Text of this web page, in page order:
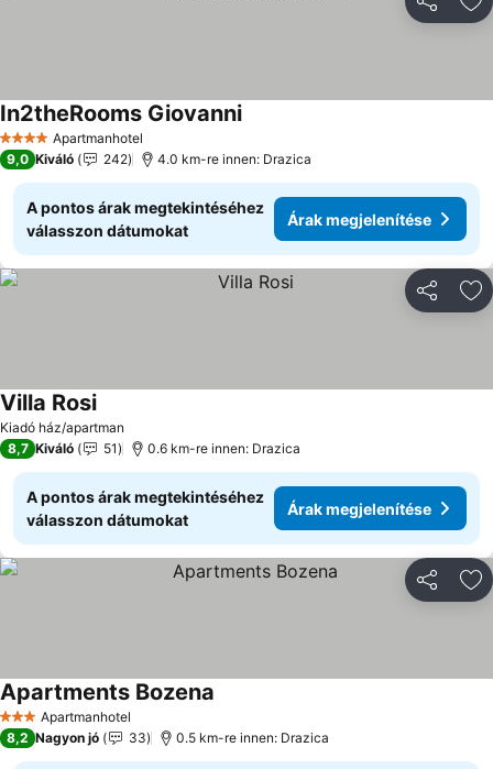
4 KategóriaApartmanhotel
In2theRooms GiovanniÁrak megjelenítése
9,0 Kiváló 242 4.0 km-re innen: Drazica
A pontos árak megtekintéséhez
válasszon dátumokat
Árak megjelenítése
Kiadó ház/apartman
Villa RosiÁrak megjelenítése
8,7 Kiváló 51 0.6 km-re innen: Drazica
A pontos árak megtekintéséhez
válasszon dátumokat
Árak megjelenítése
3 KategóriaApartmanhotel
Apartments Bozena
8,2 Nagyon jó 33 0.5 km-re innen: Drazica